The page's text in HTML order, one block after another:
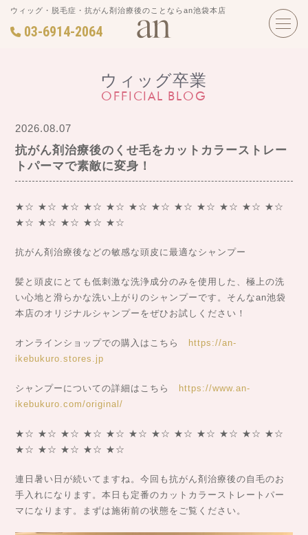
ウィッグ・脱毛症・抗がん剤治療後のことならan池袋本店
03-6914-2064
OFFICIAL BLOG
ウィッグ卒業
2026.08.07
抗がん剤治療後のくせ毛をカットカラーストレー
トパーマで素敵に変身！
★☆ ★☆ ★☆ ★☆ ★☆ ★☆ ★☆ ★☆ ★☆ ★☆ ★☆ ★☆
★☆ ★☆ ★☆ ★☆ ★☆
抗がん剤治療後などの敏感な頭皮に最適なシャンプー
髪と頭皮にとても低刺激な洗浄成分のみを使用した、極上の洗
い心地と滑らかな洗い上がりのシャンプーです。そんなan池袋
本店のオリジナルシャンプーをぜひお試しください！
オンラインショップでの購入はこちら https://an-
ikebukuro.stores.jp
シャンプーについての詳細はこちら https://www.an-
ikebukuro.com/original/
★☆ ★☆ ★☆ ★☆ ★☆ ★☆ ★☆ ★☆ ★☆ ★☆ ★☆ ★☆
★☆ ★☆ ★☆ ★☆ ★☆
連日暑い日が続いてますね。今回も抗がん剤治療後の自毛のお
手入れになります。本日も定番のカットカラーストレートパー
マになります。まずは施術前の状態をご覧ください。